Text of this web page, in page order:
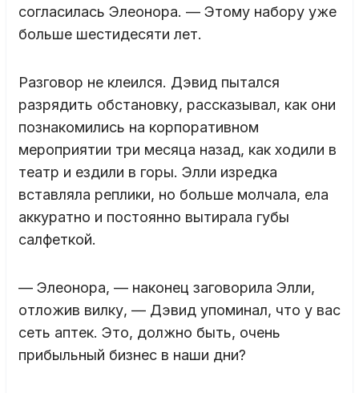
согласилась Элеонора. — Этому набору уже
больше шестидесяти лет.
Разговор не клеился. Дэвид пытался
разрядить обстановку, рассказывал, как они
познакомились на корпоративном
мероприятии три месяца назад, как ходили в
театр и ездили в горы. Элли изредка
вставляла реплики, но больше молчала, ела
аккуратно и постоянно вытирала губы
салфеткой.
— Элеонора, — наконец заговорила Элли,
отложив вилку, — Дэвид упоминал, что у вас
сеть аптек. Это, должно быть, очень
прибыльный бизнес в наши дни?